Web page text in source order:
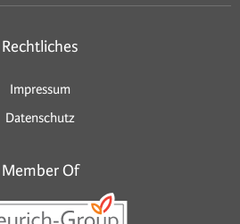
Rechtliches
Impressum
Datenschutz
Member Of